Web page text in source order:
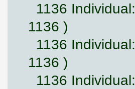
1136 Individual:
1136 )
1136 Individual:
1136 )
1136 Individual: